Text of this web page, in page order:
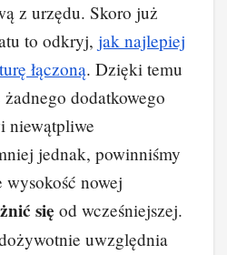
z urzędu. Skoro już
to odkryj, jak najlepiej
łączoną. Dzięki temu
dodatkowego
niewątpliwe
jednak, powinniśmy
nowej
się od wcześniejszej.
uwzględnia